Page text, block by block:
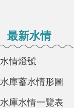
最新水情
水情燈號
水庫蓄水情形圖
水庫水情一覽表